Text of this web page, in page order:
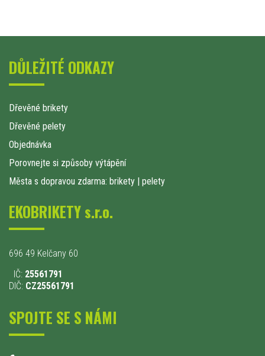
DŮLEŽITÉ ODKAZY
Dřevěné brikety
Dřevěné pelety
Objednávka
Porovnejte si způsoby výtápění
Města s dopravou zdarma: brikety | pelety
EKOBRIKETY s.r.o.
696 49 Kelčany 60
IČ: 25561791
DIČ: CZ25561791
SPOJTE SE S NÁMI